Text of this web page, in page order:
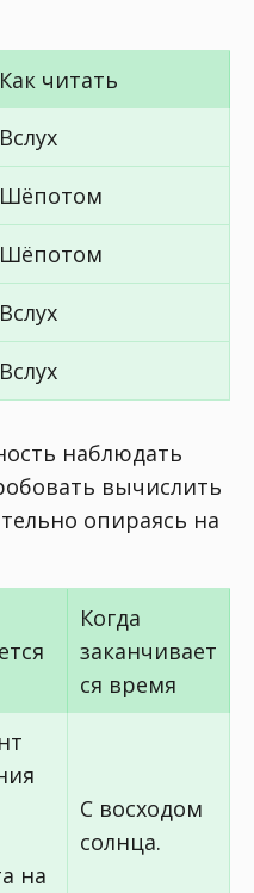
Как читать
Вслух
Шёпотом
Шёпотом
Вслух
Вслух
наблюдать
вычислить
опираясь на
Когда
заканчивает
ся время
на
С восходом
солнца.